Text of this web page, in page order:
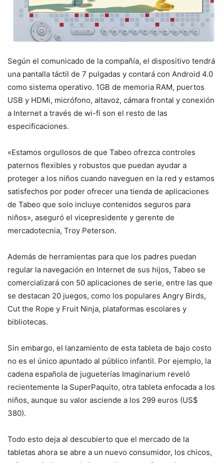
Según el comunicado de la compañía, el dispositivo tendrá
una pantalla táctil de 7 pulgadas y contará con Android 4.0
como sistema operativo. 1GB de memoria RAM, puertos
USB y HDMi, micrófono, altavoz, cámara frontal y conexión
a Internet a través de wi-fi son el resto de las
especificaciones.
«Estamos orgullosos de que Tabeo ofrezca controles
paternos flexibles y robustos que puedan ayudar a
proteger a los niños cuando naveguen en la red y estamos
satisfechos por poder ofrecer una tienda de aplicaciones
de Tabeo que solo incluye contenidos seguros para
niños», aseguró el vicepresidente y gerente de
mercadotecnia, Troy Peterson.
Además de herramientas para que los padres puedan
regular la navegación en Internet de sus hijos, Tabeo se
comercializará con 50 aplicaciones de serie, entre las que
se destacan 20 juegos, como los populares Angry Birds,
Cut the Rope y Fruit Ninja, plataformas escolares y
bibliotecas.
Sin embargo, el lanzamiento de esta tableta de bajo costo
no es el único apuntado al público infantil. Por ejemplo, la
cadena española de jugueterías Imaginarium reveló
recientemente la SuperPaquito, otra tableta enfocada a los
niños, aunque su valor asciende a los 299 euros (US$
380).
Todo esto deja al descubierto que el mercado de la
tabletas ahora se abre a un nuevo consumidor, los chicos,